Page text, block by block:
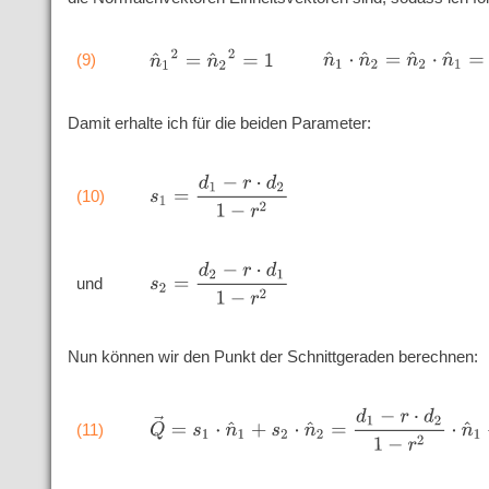
(9) n^ 12=n^22 =1 n^1⋅n ^2=n^2⋅ n^1 =r
Damit erhalte ich für die beiden Parameter:
(10)
1− ⋅d21 − r2
und
2− ⋅d11 − r2
Nun können wir den Punkt der Schnittgeraden berechnen:
(11)
d1− ⋅d 21 − r2⋅